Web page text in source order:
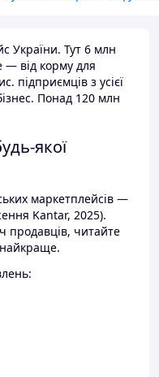
України. Тут 6 млн
— від корму для
підприємців з усієї
Понад 120 млн
якої
маркетплейсів —
Kantar, 2025).
продавців, читайте
найкраще.